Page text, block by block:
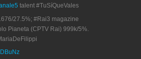
talent #TuSíQueVales
27.5%; #Rai3 magazine
Pianeta (CPTV Rai) 999k/5%.